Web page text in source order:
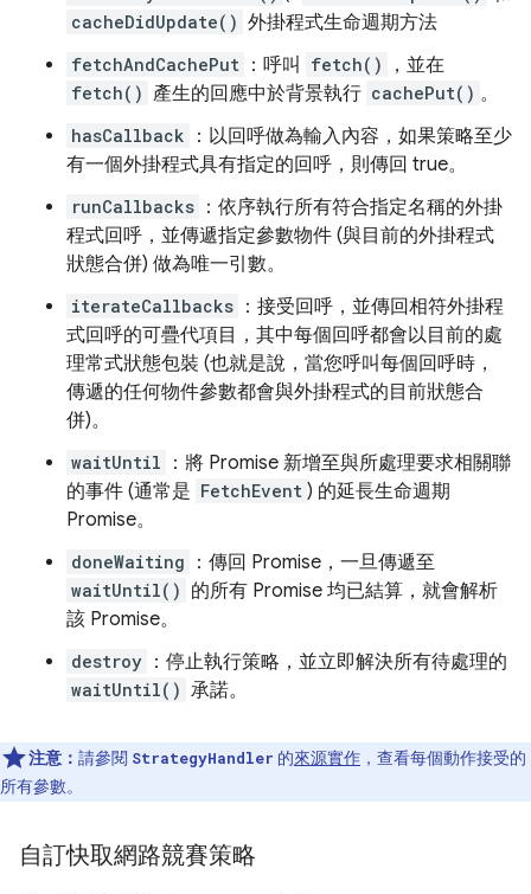
cacheDidUpdate() 外掛程式生命週期方法
fetchAndCachePut ：呼叫 fetch() ，並在
fetch() 產生的回應中於背景執行 cachePut() 。
hasCallback
：以回呼做為輸入內容，如果策略至少
有一個外掛程式具有指定的回呼，則傳回 true。
runCallbacks ：依序執行所有符合指定名稱的外掛
程式回呼，並傳遞指定參數物件 (與目前的外掛程式
狀態合併) 做為唯一引數。
iterateCallbacks ：接受回呼，並傳回相符外掛程
式回呼的可疊代項目，其中每個回呼都會以目前的處
理常式狀態包裝 (也就是說，當您呼叫每個回呼時，
傳遞的任何物件參數都會與外掛程式的目前狀態合
併)。
waitUntil
：將 Promise 新增至與所處理要求相關聯
的事件 (通常是 FetchEvent ) 的延長生命週期
Promise。
doneWaiting ：傳回 Promise，一旦傳遞至
waitUntil() 的所有 Promise 均已結算，就會解析
該 Promise。
destroy ：停止執行策略，並立即解決所有待處理的
waitUntil() 承諾。
注意： 請參閱 StrategyHandler 的來源實作 ，查看每個動作接受的
所有參數。
自訂快取網路競賽策略